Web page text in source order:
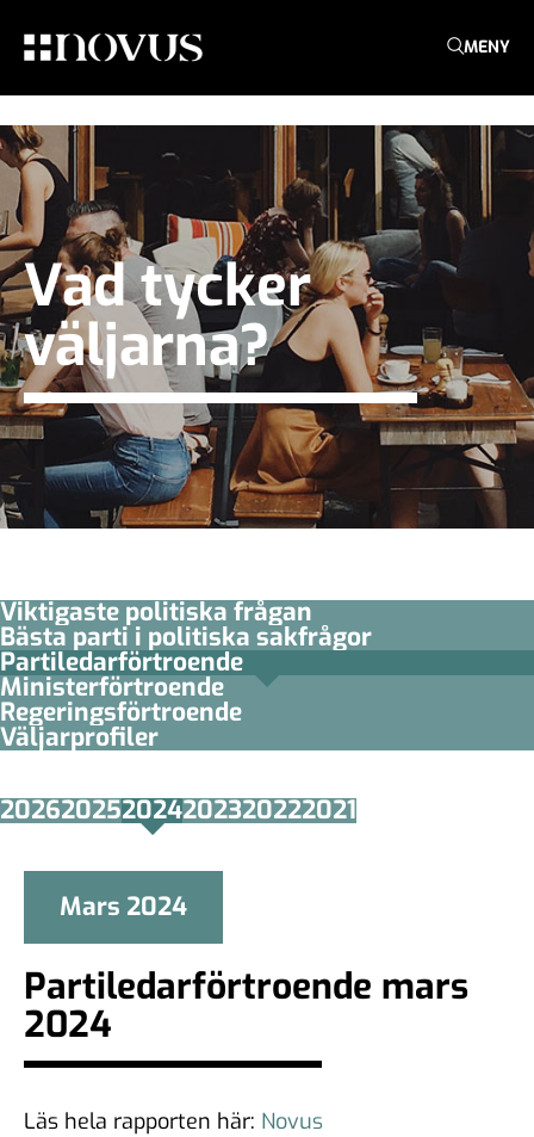
MENY
Vad tycker
väljarna?
Viktigaste politiska frågan
Bästa parti i politiska sakfrågor
Partiledar­förtroende
Minister­­förtroende
Regerings­förtroende
Väljarprofiler
202620252024202320222021
Mars 2024
Partiledarförtroende mars
2024
Läs hela rapporten här: Novus